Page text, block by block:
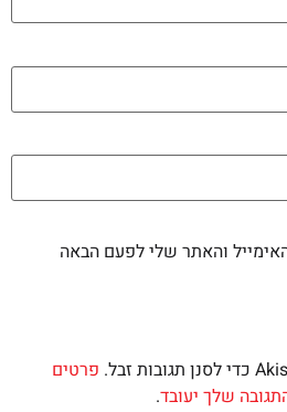
והאתר שלי לפעם הבאה
פרטים
שלך יעובד.